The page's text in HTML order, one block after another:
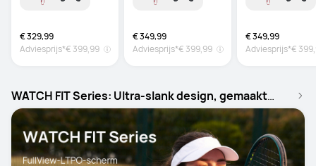
€ 329,99
Adviesprijs*€ 399,99
€ 349,99
Adviesprijs*€ 399,99
€ 349,99
Adviesprijs*€
WATCH FIT Series: Ultra-slank design, gemaakt
voor een actieve levensstijl.